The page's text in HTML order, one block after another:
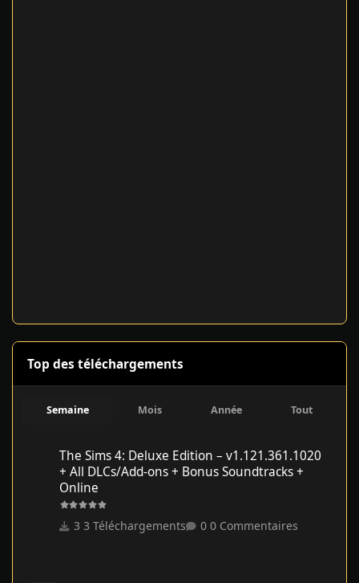
Top des téléchargements
Semaine Mois Année Tout
The Sims 4: Deluxe Edition – v1.121.361.1020
+ All DLCs/Add-ons + Bonus Soundtracks +
Online
3 Téléchargements 0 Commentaires